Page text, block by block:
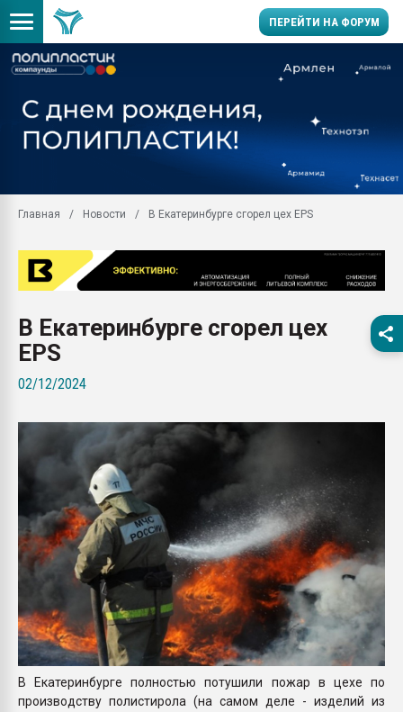
ПЕРЕЙТИ НА ФОРУМ
Вакуум-формовочные
28.07.2026
пластмасс
28.07.2026
Материал
вакуумного
Главная Новости В Екатеринбурге сгорел цех EPS
В Екатеринбурге сгорел цех
EPS
02/12/2024
В Екатеринбурге полностью потушили пожар в цехе по
производству полистирола (на самом деле - изделий из